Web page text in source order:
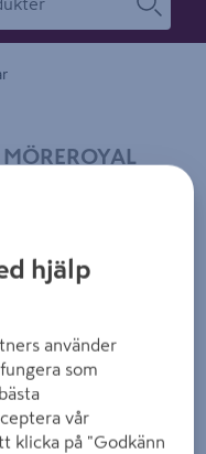
hjälp
använder
som
vår
klicka på "Godkänn